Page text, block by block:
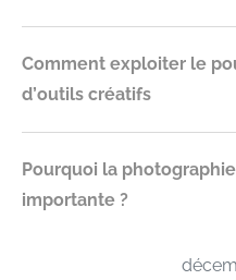
Comment exploiter le
d’outils créatifs
Pourquoi la
importante ?